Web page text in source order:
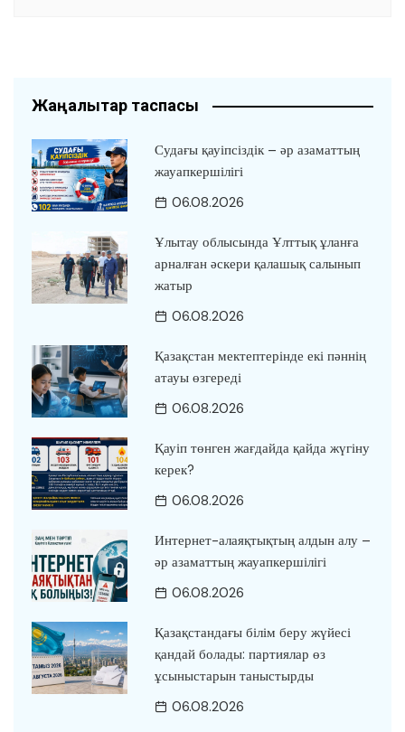
Жаңалықтар таспасы
Судағы қауіпсіздік – әр азаматтың
жауапкершілігі
06.08.2026
Ұлытау облысында Ұлттық ұланға
арналған әскери қалашық салынып
жатыр
06.08.2026
Қазақстан мектептерінде екі пәннің
атауы өзгереді
06.08.2026
Қауіп төнген жағдайда қайда жүгіну
керек?
06.08.2026
Интернет-алаяқтықтың алдын алу –
әр азаматтың жауапкершілігі
06.08.2026
Қазақстандағы білім беру жүйесі
қандай болады: партиялар өз
ұсыныстарын таныстырды
06.08.2026